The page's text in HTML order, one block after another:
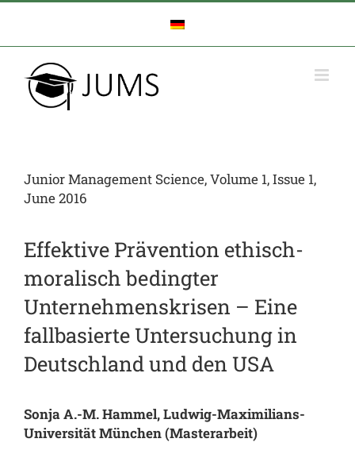
Zum
springen
Junior Management Science, Volume 1, Issue 1,
June 2016
Effektive Prävention ethisch-
moralisch bedingter
Unternehmenskrisen – Eine
fallbasierte Untersuchung in
Deutschland und den USA
Sonja A.-M. Hammel, Ludwig-Maximilians-
Universität München (Masterarbeit)